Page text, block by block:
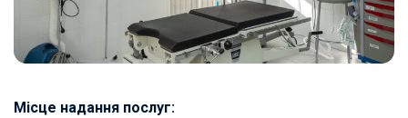
Місце надання послуг: